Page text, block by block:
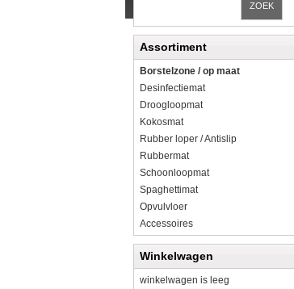
ZOEK
Assortiment
Borstelzone / op maat
Desinfectiemat
Droogloopmat
Kokosmat
Rubber loper / Antislip
Rubbermat
Schoonloopmat
Spaghettimat
Opvulvloer
Accessoires
Winkelwagen
winkelwagen is leeg